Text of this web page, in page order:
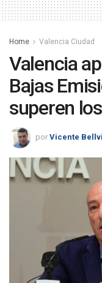
Home Valencia Ciudad
Valencia
Bajas
superen
por Vicente